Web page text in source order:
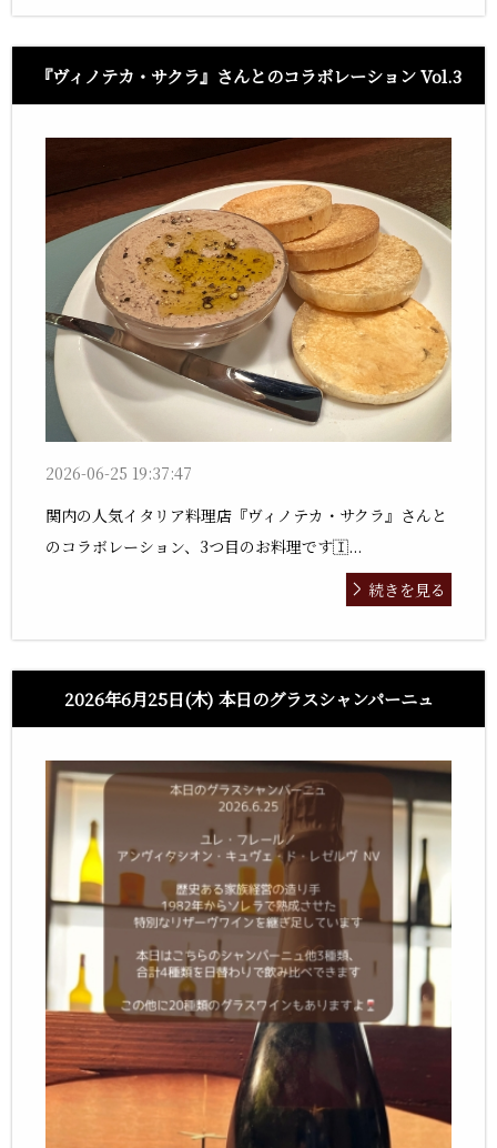
『ヴィノテカ・サクラ』さんとのコラボレーション Vol.3
2026-06-25 19:37:47
関内の人気イタリア料理店『ヴィノテカ・サクラ』さんと
のコラボレーション、3つ目のお料理です🇮...
続きを見る
2026年6月25日(木) 本日のグラスシャンパーニュ